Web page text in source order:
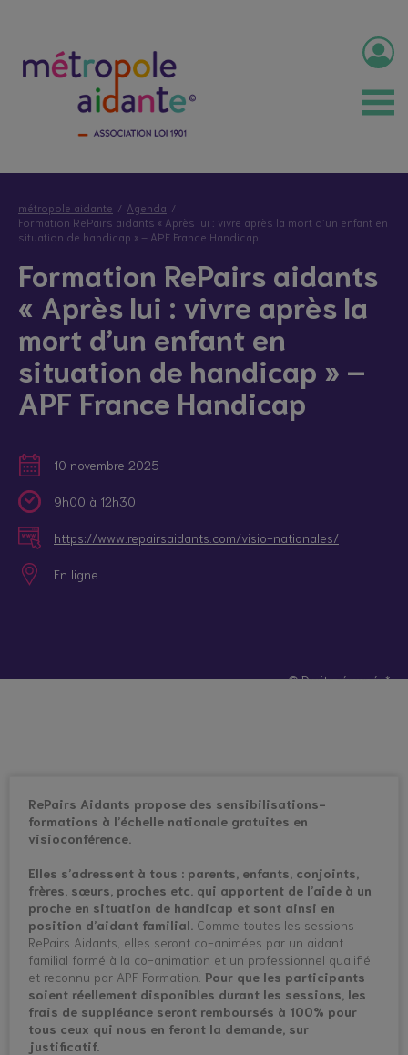
métropole aidante
Agenda
Formation RePairs aidants « Après lui : vivre après la mort d’un enfant en
situation de handicap » – APF France Handicap
Formation RePairs aidants
« Après lui : vivre après la
mort d’un enfant en
situation de handicap » –
APF France Handicap
10 novembre 2025
9h00 à 12h30
https://www.repairsaidants.com/visio-nationales/
En ligne
© Droits réservés*
RePairs Aidants propose des sensibilisations-
formations à l’échelle nationale gratuites en
visioconférence.
Elles s’adressent à tous : parents, enfants, conjoints,
frères, sœurs, proches etc. qui apportent de l’aide à un
proche en situation de handicap et sont ainsi en
position d’aidant familial. Comme toutes les sessions
RePairs Aidants, elles seront co-animées par un aidant
familial formé à la co-animation et un professionnel qualifié
et reconnu par APF Formation. Pour que les participants
soient réellement disponibles durant les sessions, les
frais de suppléance seront remboursés à 100% pour
tous ceux qui nous en feront la demande, sur
justificatif.